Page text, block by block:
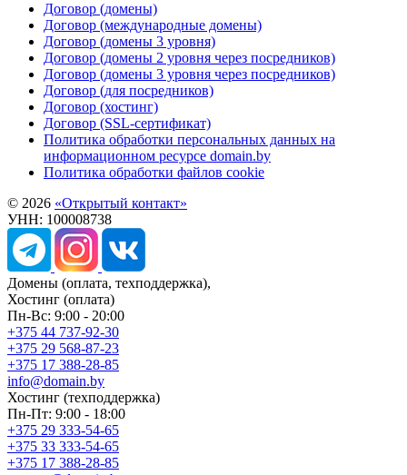
Договор (домены)
Договор (международные домены)
Договор (домены 3 уровня)
Договор (домены 2 уровня через посредников)
Договор (домены 3 уровня через посредников)
Договор (для посредников)
Договор (хостинг)
Договор (SSL-сертификат)
Политика обработки персональных данных на
информационном ресурсе domain.by
Политика обработки файлов cookie
© 2026 «Открытый контакт»
УНН: 100008738
Домены (оплата, техподдержка),
Хостинг (оплата)
Пн-Вс: 9:00 - 20:00
+375 44 737-92-30
+375 29 568-87-23
+375 17 388-28-85
info@domain.by
Хостинг (техподдержка)
Пн-Пт: 9:00 - 18:00
+375 29 333-54-65
+375 33 333-54-65
+375 17 388-28-85